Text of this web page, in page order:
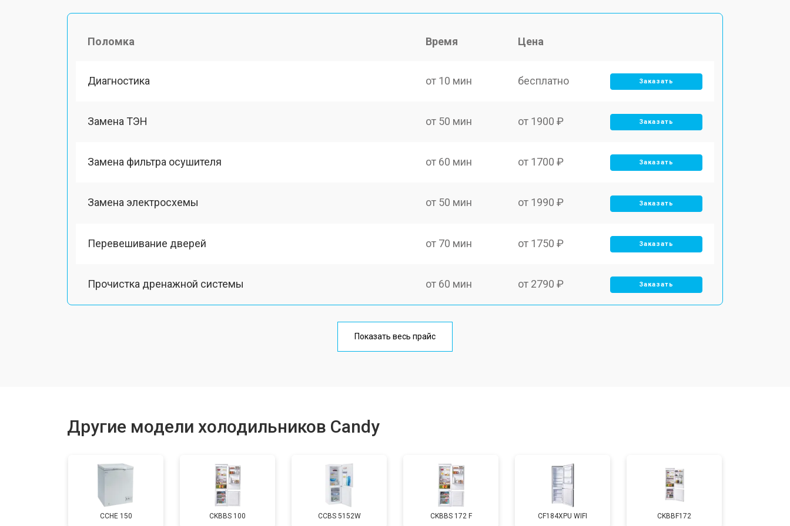
Поломка Время Цена
Диагностика от 10 мин бесплатно Заказать
Замена ТЭН от 50 мин от 1900 ₽ Заказать
Замена фильтра осушителя от 60 мин от 1700 ₽ Заказать
Замена электросхемы от 50 мин от 1990 ₽ Заказать
Перевешивание дверей от 70 мин от 1750 ₽ Заказать
Прочистка дренажной системы от 60 мин от 2790 ₽ Заказать
от 60 мин
от 70 мин от 1810 ₽ Заказать
Показать весь прайс
Другие модели холодильников Candy
CCHE 150 CKBBS 100 CCBS 5152W CKBBS 172 F CF184XPU WIFI CKBBF172